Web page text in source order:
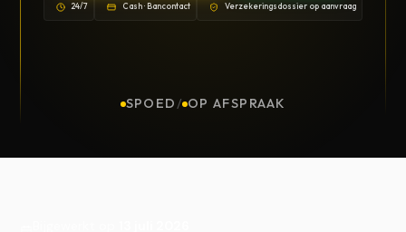
24/7 Cash · Bancontact Verzekeringsdossier op aanvraag
SPOED / OP AFSPRAAK